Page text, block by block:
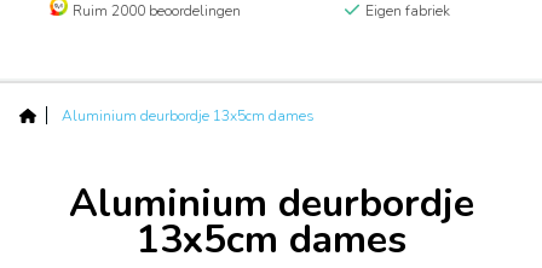
Ruim 2000 beoordelingen Eigen fabriek
Aluminium deurbordje 13x5cm dames
Aluminium deurbordje
13x5cm dames